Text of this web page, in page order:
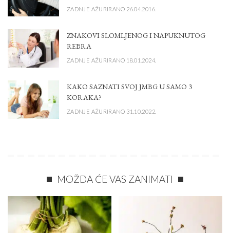
ZADNJE AŽURIRANO 26.04.2016.
ZNAKOVI SLOMLJENOG I NAPUKNUTOG
REBRA
ZADNJE AŽURIRANO 18.01.2024.
KAKO SAZNATI SVOJ JMBG U SAMO 3
KORAKA?
ZADNJE AŽURIRANO 31.10.2022.
MOŽDA ĆE VAS ZANIMATI